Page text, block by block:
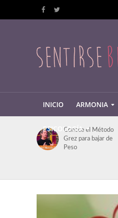
INICIO ARMONIA
PSICOLOGÍAConoce el Método
Grez para bajar de
Peso